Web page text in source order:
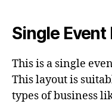
Single Event
This is a single
This layout is
types of business